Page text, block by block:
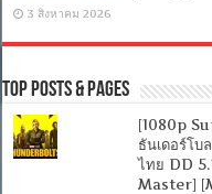
3 สิงหาคม 2026
Top Posts & Pages
[1080p
ธันเดอร์โบ
ไทย DD
Master]